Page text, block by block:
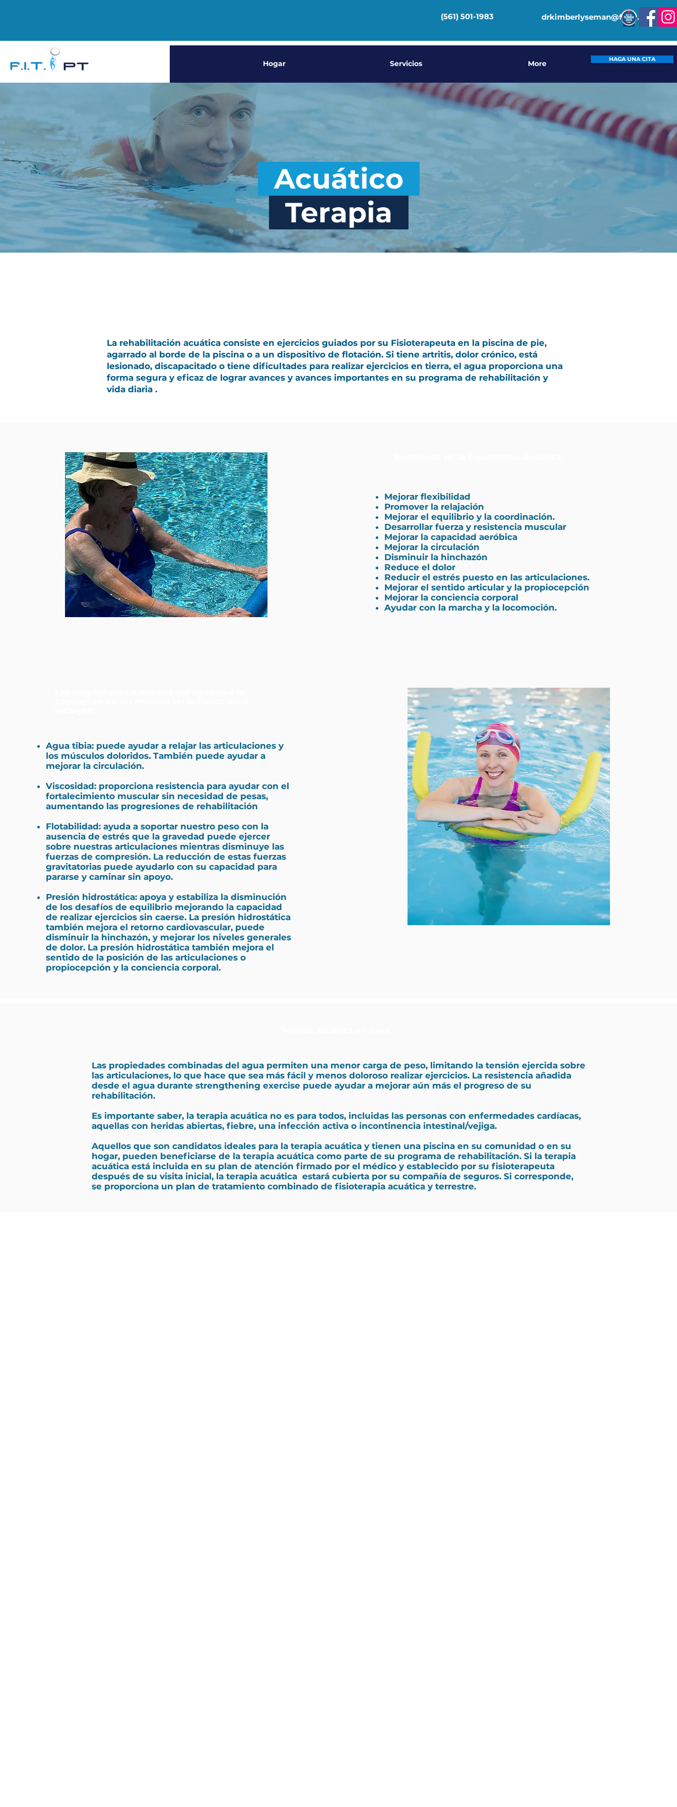
(561) 501-1983 drkimberlyseman@fitpt.org
Hogar Servicios More HAGA UNA CITA
Acuático
Terapia
La rehabilitación acuática consiste en ejercicios guiados por su Fisioterapeuta en la piscina de pie,
agarrado al borde de la piscina o a un dispositivo de flotación. Si tiene artritis, dolor crónico, está
lesionado, discapacitado o tiene dificultades para realizar ejercicios en tierra, el agua proporciona una
forma segura y eficaz de lograr avances y avances importantes en su programa de rehabilitación y
vida diaria .
Mejorar flexibilidad
Promover la relajación
Mejorar el equilibrio y la coordinación.
Desarrollar fuerza y resistencia muscular
Mejorar la capacidad aeróbica
Mejorar la circulación
Disminuir la hinchazón
Reduce el dolor
Reducir el estrés puesto en las articulaciones.
Mejorar el sentido articular y la propiocepción
Mejorar la conciencia corporal
Ayudar con la marcha y la locomoción.
Agua tibia: puede ayudar a relajar las articulaciones y
los músculos doloridos. También puede ayudar a
mejorar la circulación.
Viscosidad: proporciona resistencia para ayudar con el
fortalecimiento muscular sin necesidad de pesas,
aumentando las progresiones de rehabilitación
Flotabilidad: ayuda a soportar nuestro peso con la
ausencia de estrés que la gravedad puede ejercer
sobre nuestras articulaciones mientras disminuye las
fuerzas de compresión. La reducción de estas fuerzas
gravitatorias puede ayudarlo con su capacidad para
pararse y caminar sin apoyo.
Presión hidrostática: apoya y estabiliza la disminución
de los desafíos de equilibrio mejorando la capacidad
de realizar ejercicios sin caerse. La presión hidrostática
también mejora el retorno cardiovascular, puede
disminuir la hinchazón, y mejorar los niveles generales
de dolor. La presión hidrostática también mejora el
sentido de la posición de las articulaciones o
propiocepción y la conciencia corporal.
Las propiedades combinadas del agua permiten una menor carga de peso, limitando la tensión ejercida sobre
las articulaciones, lo que hace que sea más fácil y menos doloroso realizar ejercicios. La resistencia añadida
desde el agua durante strengthening exercise puede ayudar a mejorar aún más el progreso de su
rehabilitación.
Es importante saber, la terapia acuática no es para todos, incluidas las personas con enfermedades cardíacas,
aquellas con heridas abiertas, fiebre, una infección activa o incontinencia intestinal/vejiga.
Aquellos que son candidatos ideales para la terapia acuática y tienen una piscina en su comunidad o en su
hogar, pueden beneficiarse de la terapia acuática como parte de su programa de rehabilitación. Si la terapia
acuática está incluida en su plan de atención firmado por el médico y establecido por su fisioterapeuta
después de su visita inicial, la terapia acuática estará cubierta por su compañía de seguros. Si corresponde,
se proporciona un plan de tratamiento combinado de fisioterapia acuática y terrestre.